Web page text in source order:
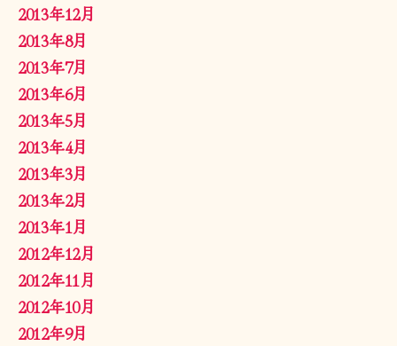
2013年12月
2013年8月
2013年7月
2013年6月
2013年5月
2013年4月
2013年3月
2013年2月
2013年1月
2012年12月
2012年11月
2012年10月
2012年9月